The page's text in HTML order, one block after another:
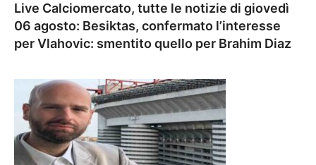
Live Calciomercato, tutte le notizie di giovedì
06 agosto: Besiktas, confermato l’interesse
per Vlahovic: smentito quello per Brahim Diaz